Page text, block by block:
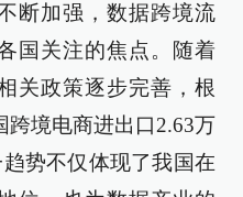
断加强，数据跨境流
国关注的焦点。随着
关政策逐步完善，根
跨境电商进出口2.63万
势不仅体现了我国在